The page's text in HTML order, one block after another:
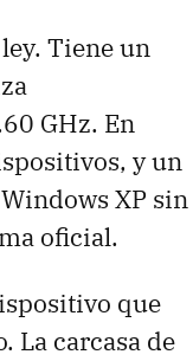
Tiene un
GHz. En
y un
XP sin
oficial.
que
La carcasa de